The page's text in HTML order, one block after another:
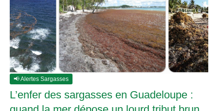
📢 Alertes Sargasses
L’enfer des sargasses en Guadeloupe :